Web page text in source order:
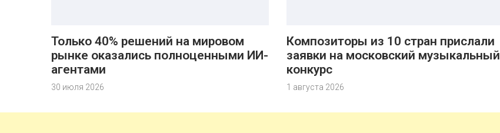
Только 40% решений на мировом
рынке оказались полноценными ИИ-
агентами
30 июля 2026
Композиторы из 10 стран прислали
заявки на московский музыкальный
конкурс
1 августа 2026